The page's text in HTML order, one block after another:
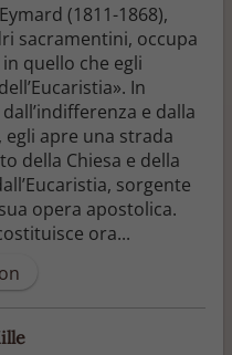
(1811-1868),
sacramentini, occupa
quello che egli
In
e dalla
apre una strada
della Chiesa e della
sorgente
opera apostolica.
ora...